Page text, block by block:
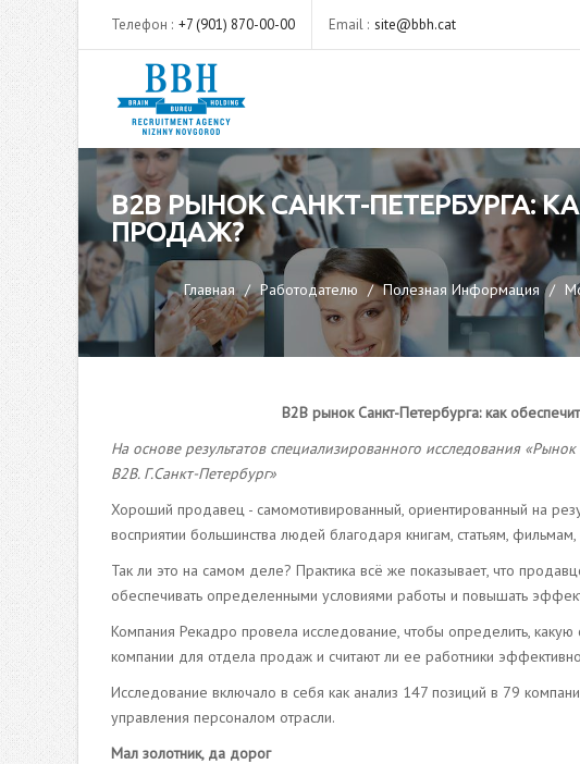
Телефон : +7 (901) 870-00-00 Email : site@bbh.cat
B2B РЫНОК САНКТ-ПЕТЕРБУРГА:
ПРОДАЖ?
Главная Работодателю Полезная Информация
B2B рынок Санкт-Петербурга: как
На основе результатов специализированного исследования
B2B. Г.Санкт-Петербург»
Хороший продавец - самомотивированный, ориентированный на
восприятии большинства людей благодаря книгам, статьям, фильмам,
Так ли это на самом деле? Практика всё же показывает, что
обеспечивать определенными условиями работы и повышать
Компания Рекадро провела исследование, чтобы определить,
компании для отдела продаж и считают ли ее работники
Исследование включало в себя как анализ 147 позиций в 79
управления персоналом отрасли.
Мал золотник, да дорог